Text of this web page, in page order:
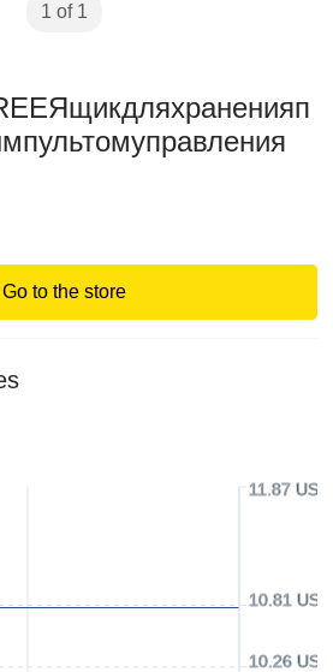
1 of 1
Go to the store
10.26 USD
10.81 USD
11.87 USD